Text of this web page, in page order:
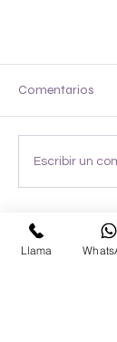
Hachito
Comentarios
Escribir un
Llama